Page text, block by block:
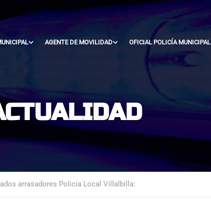
AGENTE DE MOVILIDAD OFICIAL POLICÍA MUNICIPAL
arrasadores Policía Local Villalbilla: